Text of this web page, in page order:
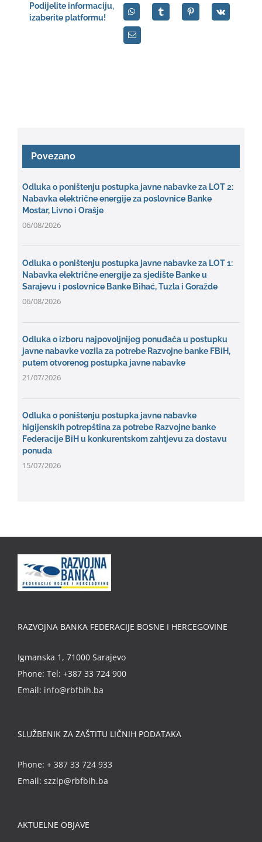
Podijelite informaciju,
izaberite platformu!
Povezano
Odluka o poništenju postupka javne nabavke za LOT 2:
Nabavka električne energije za poslovnice Banke
Mostar, Livno i Orašje
06/08/2026
Odluka o poništenju postupka javne nabavke za LOT 1:
Nabavka električne energije za sjedište Banke u
Sarajevu i poslovnice Banke Bihać, Tuzla i Goražde
06/08/2026
Odluka o izboru najpovoljnijeg ponuđača u postupku
javne nabavke vozila za potrebe Razvojne banke FBiH,
putem otvorenog postupka javne nabavke
21/07/2026
Odluka o poništenju postupka javne nabavke
higijenskih potrepština za potrebe Razvojne banke
Federacije BiH u konkurentskom zahtjevu za dostavu
ponuda
15/07/2026
RAZVOJNA BANKA FEDERACIJE BOSNE I HERCEGOVINE
Igmanska 1, 71000 Sarajevo
Phone: Tel: +387 33 724 900
Email: info@rbfbih.ba
SLUŽBENIK ZA ZAŠTITU LIČNIH PODATAKA
Phone: + 387 33 724 933
Email: szzlp@rbfbih.ba
AKTUELNE OBJAVE